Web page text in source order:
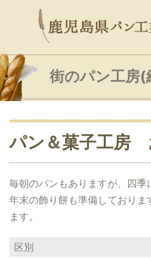
街のパン工房(
パン＆菓子工房
毎朝のパンもありますが、四季
年末の飾り餅も準備しておりま
ます。
区別